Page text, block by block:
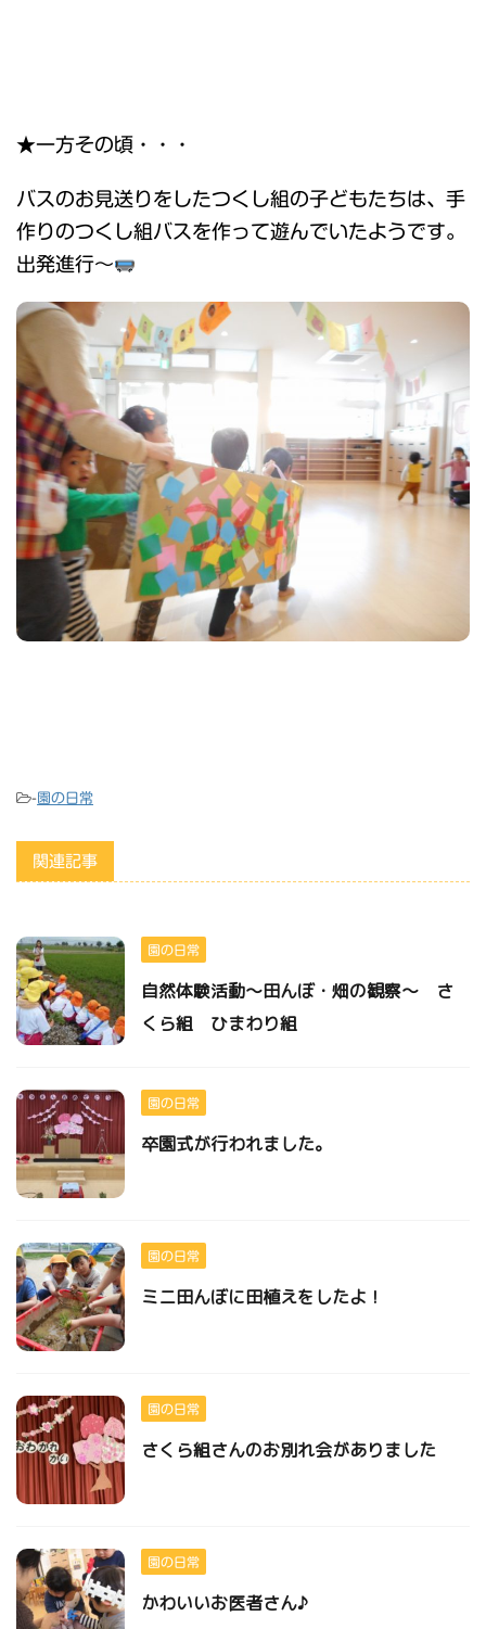
★一方その頃・・・
バスのお見送りをしたつくし組の子どもたちは、手
作りのつくし組バスを作って遊んでいたようです。
出発進行～
-園の日常
関連記事
園の日常
自然体験活動～田んぼ・畑の観察～ さ
くら組 ひまわり組
園の日常
卒園式が行われました。
園の日常
ミニ田んぼに田植えをしたよ！
園の日常
さくら組さんのお別れ会がありました
園の日常
かわいいお医者さん♪